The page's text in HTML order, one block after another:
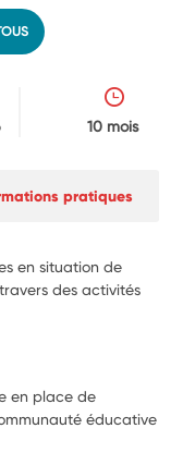
10 mois
pratiques
en situation de
des activités
en place de
éducative